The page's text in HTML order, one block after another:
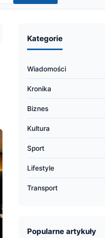
Kategorie
Wiadomości
Kronika
Biznes
Kultura
Sport
Lifestyle
Transport
Popularne artykuły